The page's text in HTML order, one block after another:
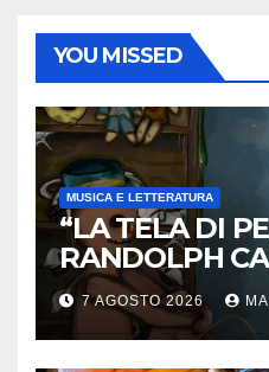
YOU MISSED
MUSICA E LETTERATURA
“LA TELA DI
RANDOLPH
ROTTURA
LIBERTÀ
7 AGOSTO 2026